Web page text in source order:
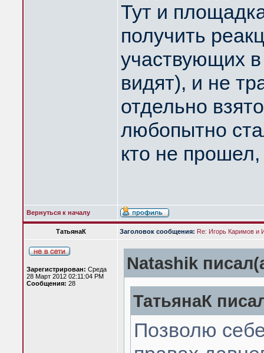
Тут и
получить
участвующих
видят), и не
отдельно
любопытно
кто не
Вернуться к началу
ТатьянаК Заголовок сообщения: Re: Игорь Каримов и
Зарегистрирован: Среда
28 Март 2012 02:11:04 PM
Сообщения: 28
Natashik
ТатьянаК
Позволю